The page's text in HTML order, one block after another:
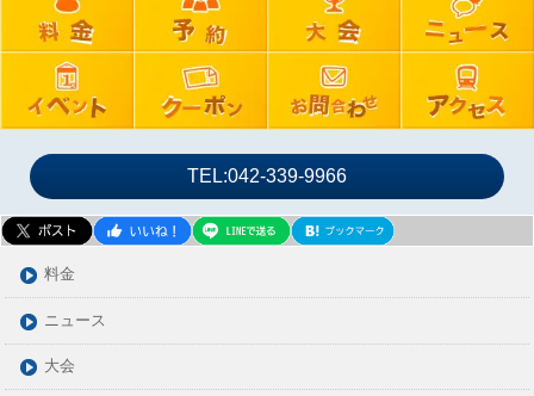
2024年07月
2024年06月
2024年05月
2024年04月
2024年03月
2024年02月
2024年01月
2023年12月
2023年11月
2023年10月
2023年09月
TEL:042-339-9966
料金
ニュース
大会